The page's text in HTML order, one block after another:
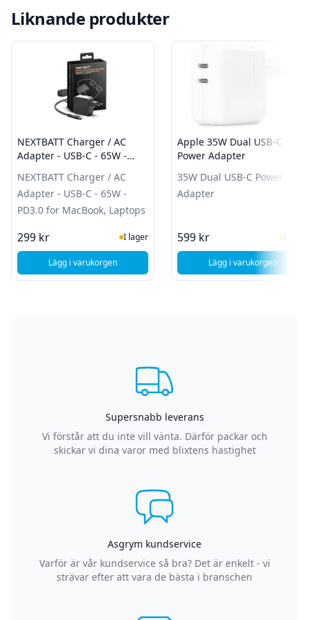
Liknande produkter
NEXTBATT Charger / AC
Adapter - USB-C - 65W -
NEXTBATT Charger / AC
Adapter - USB-C - 65W -
PD3.0 for MacBook, Laptops
299 kr I Lager
I lager
Lägg i varukorgen, NEXTBATT Charger / AC Adapter - USB-C - 65W - PD3.0
Apple 35W Dual USB-C
Power Adapter
35W Dual USB-C Power
Adapter
599 kr I
Lägg i varukorgen
, Apple 35W
Supersnabb leverans
Vi förstår att du inte vill vänta. Därför packar och
skickar vi dina varor med blixtens hastighet
Asgrym kundservice
Varför är vår kundservice så bra? Det är enkelt - vi
strävar efter att vara de bästa i branschen